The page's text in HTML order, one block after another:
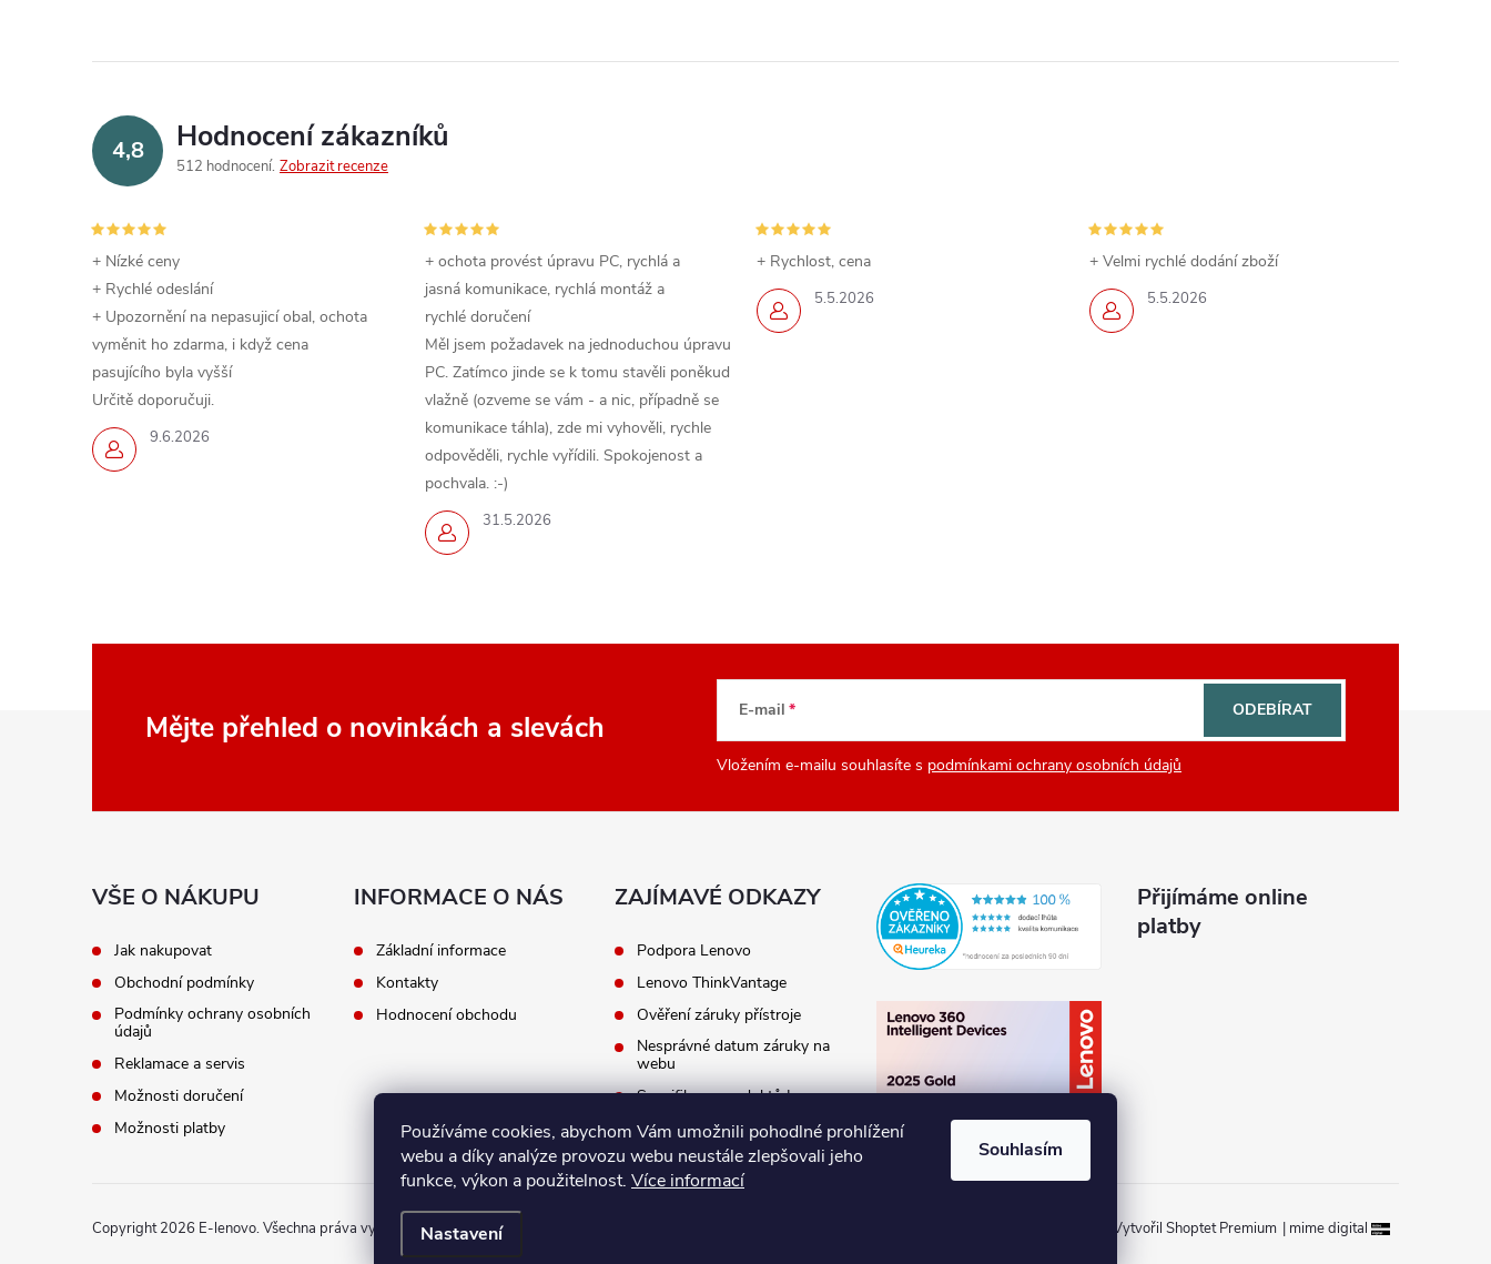
Používáme cookies, abychom Vám umožnili pohodlné prohlížení
webu a díky analýze provozu webu neustále zlepšovali jeho
funkce, výkon a použitelnost. Více informací
Nastavení
Souhlasím
r
v
ý
p
i
s
u
4,8 Hodnocení zákazníků
512 hodnocení Zobrazit recenze
9.6.2026
+ Nízké ceny
+ Rychlé odeslání
+ Upozornění na nepasujicí obal, ochota
vyměnit ho zdarma, i když cena
pasujícího byla vyšší
Určitě doporučuji.
31.5.2026
+ ochota provést úpravu PC, rychlá a
jasná komunikace, rychlá montáž a
rychlé doručení
Měl jsem požadavek na jednoduchou úpravu
PC. Zatímco jinde se k tomu stavěli poněkud
vlažně (ozveme se vám - a nic, případně se
komunikace táhla), zde mi vyhověli, rychle
odpověděli, rychle vyřídili. Spokojenost a
pochvala. :-)
5.5.2026
+ Rychlost, cena
5.5.2026
+ Velmi rychlé dodání zboží
Mějte přehled o novinkách a slevách E-mail
Vložením e-mailu souhlasíte s podmínkami ochrany osobních údajů
ODEBÍRAT
VŠE O NÁKUPU
Jak nakupovat
Obchodní podmínky
Podmínky ochrany osobních
údajů
Reklamace a servis
Možnosti doručení
Možnosti platby
INFORMACE O NÁS
Základní informace
Kontakty
Hodnocení obchodu
ZAJÍMAVÉ ODKAZY
Podpora Lenovo
Lenovo ThinkVantage
Ověření záruky přístroje
Nesprávné datum záruky na
webu
Specifikace produktů Lenovo
Ověření kompatibility
produktů
Přijímáme online
platby
Vytvořil Shoptet Premium | mime digital
Copyright 2026 E-lenovo. Všechna práva vyhrazena.